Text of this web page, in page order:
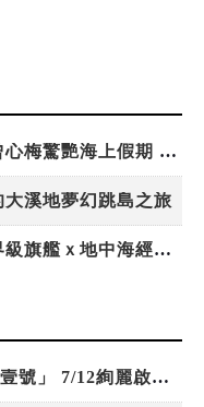
麗星郵輪暑假娛樂接力登場 曾心梅驚艷海上假期 康康、紀曉君領銜演出
溪地夢幻跳島之旅
MSC全新旗艦亞細亞號！世界級旗艦ｘ地中海經典 最值得期待的歐洲遊輪之旅
最懂台灣人的郵輪「名勝世界壹號」 7/12絢麗啟航 分齡娛樂夜未央